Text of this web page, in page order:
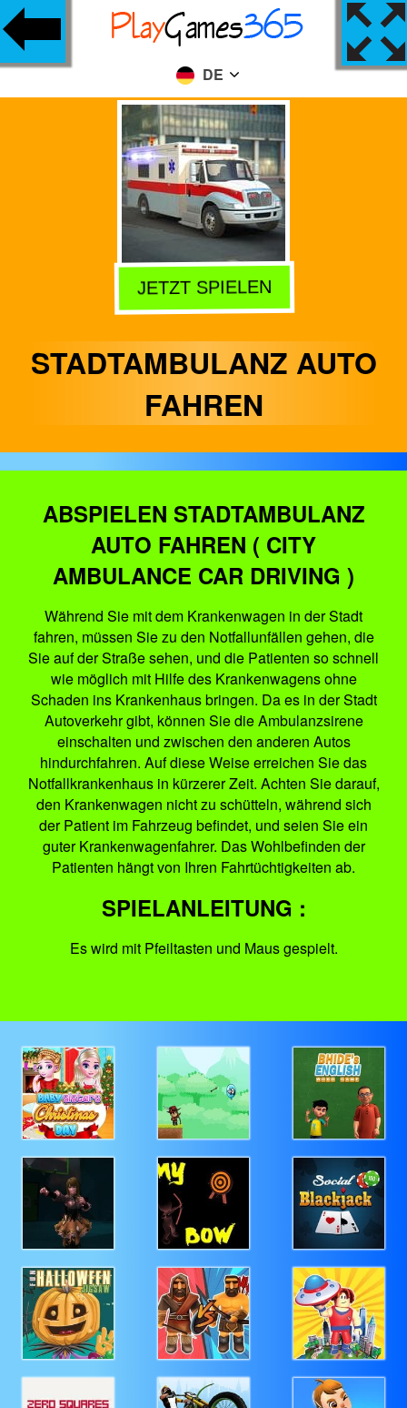
DE
JETZT SPIELEN
STADTAMBULANZ AUTO
FAHREN
ABSPIELEN STADTAMBULANZ
AUTO FAHREN ( CITY
AMBULANCE CAR DRIVING )
Während Sie mit dem Krankenwagen in der Stadt
fahren, müssen Sie zu den Notfallunfällen gehen, die
Sie auf der Straße sehen, und die Patienten so schnell
wie möglich mit Hilfe des Krankenwagens ohne
Schaden ins Krankenhaus bringen. Da es in der Stadt
Autoverkehr gibt, können Sie die Ambulanzsirene
einschalten und zwischen den anderen Autos
hindurchfahren. Auf diese Weise erreichen Sie das
Notfallkrankenhaus in kürzerer Zeit. Achten Sie darauf,
den Krankenwagen nicht zu schütteln, während sich
der Patient im Fahrzeug befindet, und seien Sie ein
guter Krankenwagenfahrer. Das Wohlbefinden der
Patienten hängt von Ihren Fahrtüchtigkeiten ab.
SPIELANLEITUNG :
Es wird mit Pfeiltasten und Maus gespielt.